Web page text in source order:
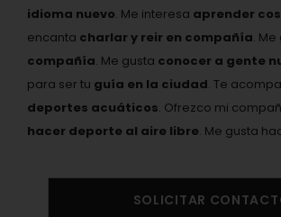
idioma nuevo. Me interesa aprender
encanta charlar y reir en compañía.
compañía. Me gusta conocer a gente
para ser tu guía en la ciudad. Te
deportes acuáticos. Ofrezco mi
hacer deporte al aire libre. Me gusta
SOLICITAR